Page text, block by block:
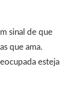
sinal de que
que ama.
esteja